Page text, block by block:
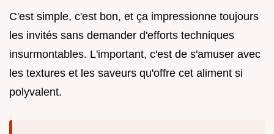
C'est simple, c'est bon, et ça impressionne toujours
les invités sans demander d'efforts techniques
insurmontables. L'important, c'est de s'amuser avec
les textures et les saveurs qu'offre cet aliment si
polyvalent.